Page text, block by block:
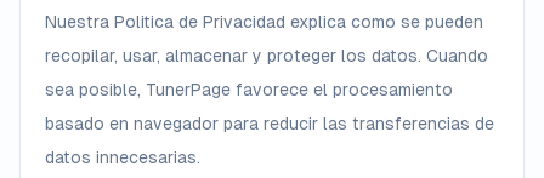
Nuestra Politica de Privacidad explica como se pueden
recopilar, usar, almacenar y proteger los datos. Cuando
sea posible, TunerPage favorece el procesamiento
basado en navegador para reducir las transferencias de
datos innecesarias.